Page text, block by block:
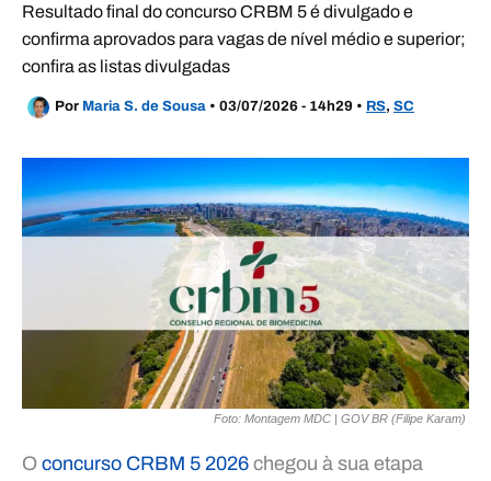
Resultado final do concurso CRBM 5 é divulgado e
confirma aprovados para vagas de nível médio e superior;
confira as listas divulgadas
Por Maria S. de Sousa • 03/07/2026 - 14h29 • RS, SC
Foto: Montagem MDC | GOV BR (Filipe Karam)
O concurso CRBM 5 2026 chegou à sua etapa